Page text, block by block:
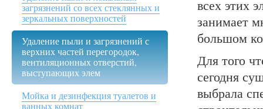
загрязнений со всех стеклянных и
зеркальных поверхностей
Удаление пыли и загрязнений с
верхних частей перегородок,
вентиляционных отверстий,
выступающих элем
Мойка и дезинфекция туалетов и
ванных комнат
всех этих
занимает
большом
Для того
сегодня
выбрала